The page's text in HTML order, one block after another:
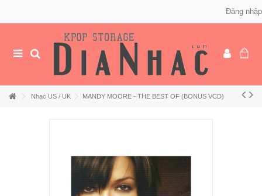
Đăng nhập
Nhạc US / UK MANDY MOORE - THE BEST OF (BONUS VCD)